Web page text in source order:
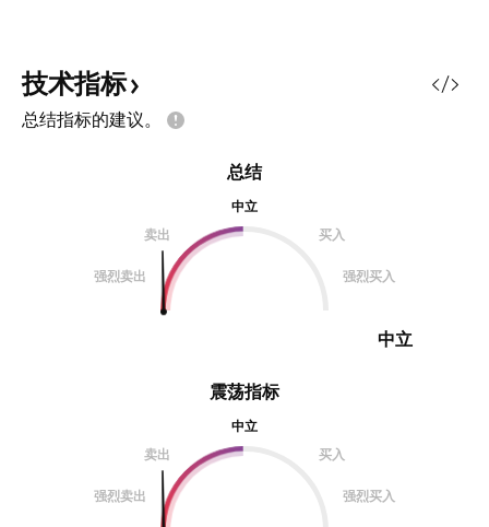
技术指标
总结指标的建议。
震荡指标
中立
卖出
买入
强烈卖出 强烈买入
总结
中立
卖出
买入
强烈卖出 强烈买入
中立